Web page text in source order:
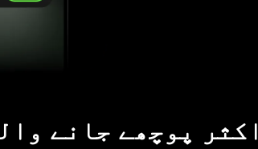
اکثر پوچھے جانے